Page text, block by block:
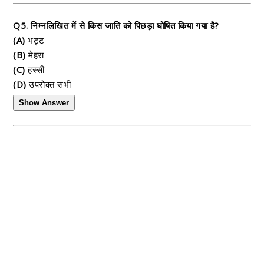
Q5. निम्नलिखित में से किस जाति को पिछड़ा घोषित किया गया है?
(A) भट्ट
(B) मेहरा
(C) हस्सी
(D) उपरोक्त सभी
Show Answer